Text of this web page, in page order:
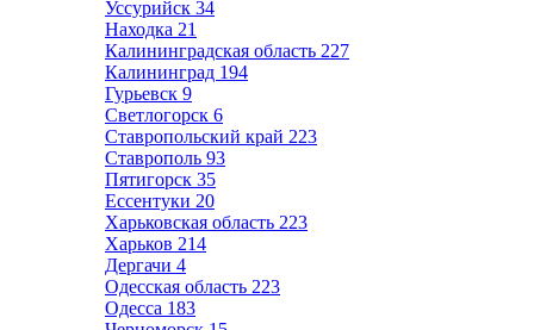
Уссурийск 34
Находка 21
Калининградская область 227
Калининград 194
Гурьевск 9
Светлогорск 6
Ставропольский край 223
Ставрополь 93
Пятигорск 35
Ессентуки 20
Харьковская область 223
Харьков 214
Дергачи 4
Одесская область 223
Одесса 183